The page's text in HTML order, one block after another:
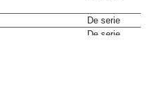
De serie
De serie